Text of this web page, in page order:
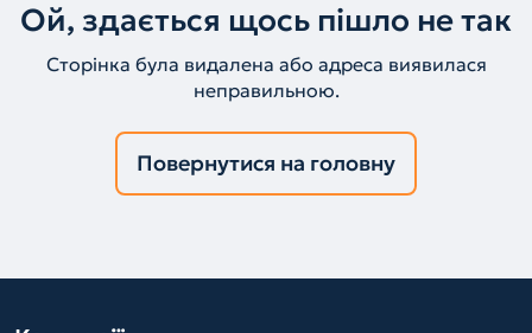
Ой, здається щось пішло не так
Сторінка була видалена або адреса виявилася
неправильною.
Повернутися на головну